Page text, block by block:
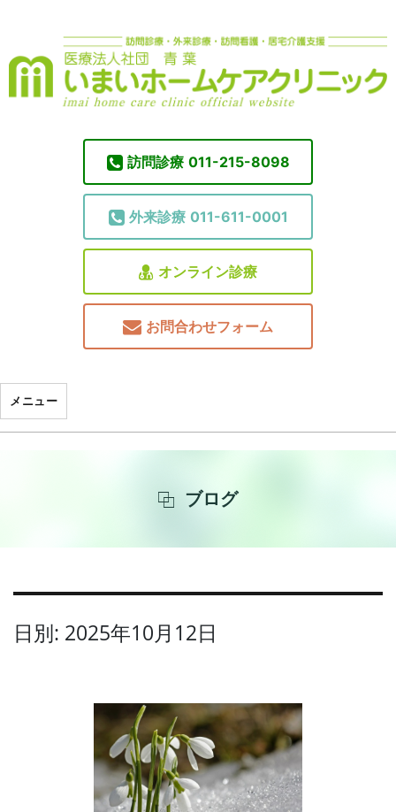
訪問診療 011-215-8098
外来診療 011-611-0001
オンライン診療
お問合わせフォーム
メニュー
ブログ
日別: 2025年10月12日